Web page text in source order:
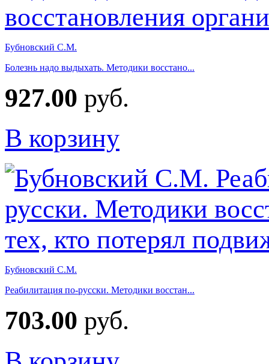
Бубновский С.М.
Болезнь надо выдыхать. Методики восстано...
927.00 руб.
В корзину
Бубновский С.М.
Реабилитация по-русски. Методики восстан...
703.00 руб.